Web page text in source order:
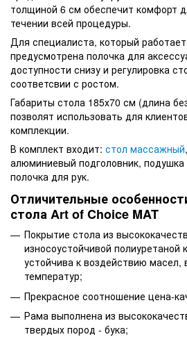
толщиной 6 см обеспечит комфорт
течении всей процедуры.
Для специалиста, который
предусмотрена полочка для
доступности снизу и регулировка
соответсвии с ростом.
Габариты стола 185х70 см (длина
позволят использовать для
комплекции.
В комплект входит: стол массажный
алюминиевый подголовник,
полочка для рук.
Отличительные
стола Art of Choice MAT
Покрытие стола из
износоустойчивой полиуретаной
устойчива к воздействию масел,
температур;
Прекрасное соотношение цена-
Рама выполнена из
твердых пород - бука;